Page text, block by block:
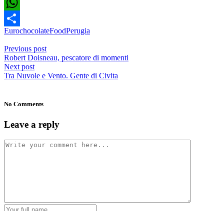
Twitter
WhatsApp
Condividi
EurochocolateFoodPerugia
Previous post
Robert Doisneau, pescatore di momenti
Next post
Tra Nuvole e Vento. Gente di Civita
No Comments
Leave a reply